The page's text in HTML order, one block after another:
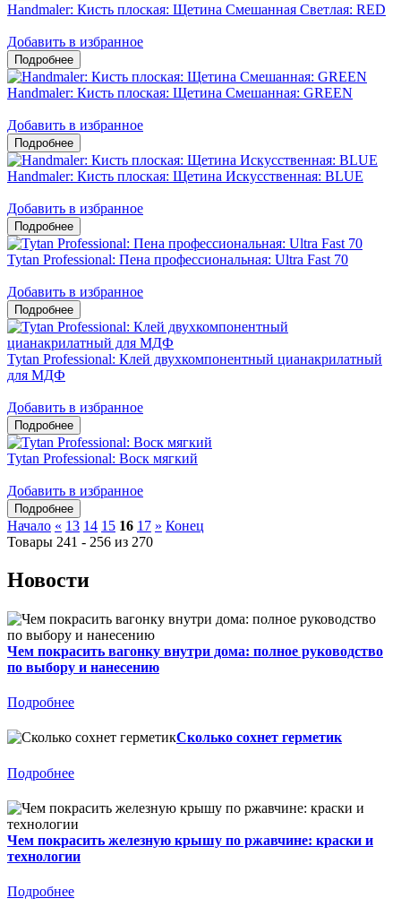
Handmaler: Кисть плоская: Щетина Смешанная Светлая: RED
Добавить в избранное
Handmaler: Кисть плоская: Щетина Смешанная: GREEN
Добавить в избранное
Handmaler: Кисть плоская: Щетина Искусственная: BLUE
Добавить в избранное
Tytan Professional: Пена профессиональная: Ultra Fast 70
Добавить в избранное
Tytan Professional: Клей двухкомпонентный цианакрилатный
для МДФ
Добавить в избранное
Tytan Professional: Воск мягкий
Добавить в избранное
Начало « 13 14 15 16 17 » Конец
Товары 241 - 256 из 270
Новости
Чем покрасить вагонку внутри дома: полное руководство
по выбору и нанесению
Подробнее
Сколько сохнет герметик
Подробнее
Чем покрасить железную крышу по ржавчине: краски и
технологии
Подробнее